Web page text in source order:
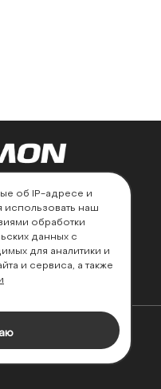
данных
файлов
об IP-адресе и
наш
обработки
данных с
для аналитики и
и сервиса, а также